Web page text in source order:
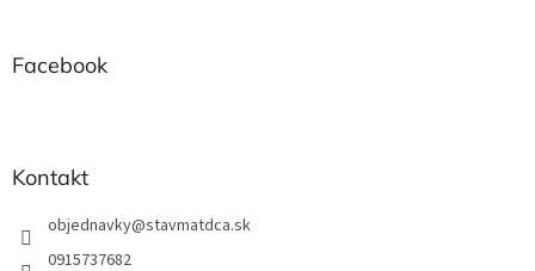
Facebook
Kontakt
objednavky@stavmatdca.sk
0915737682